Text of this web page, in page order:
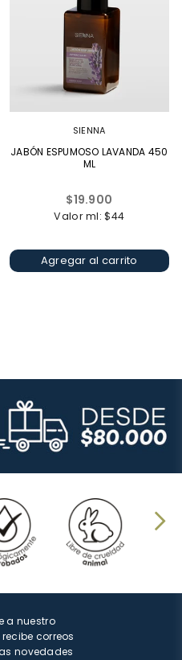
SIENNA
JABÓN ESPUMOSO LAVANDA 450
ML
Precio
habitual
$19.900
Valor ml: $44
Agregar al carrito
a nuestro
recibe correos
novedades